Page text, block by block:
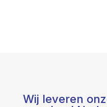
Wij leveren